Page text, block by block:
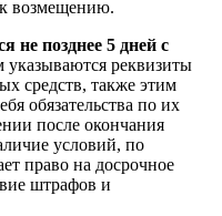
возмещению.
не позднее 5 дней с
указываются реквизиты
средств, также этим
обязательства по их
после окончания
условий, по
право на досрочное
штрафов и